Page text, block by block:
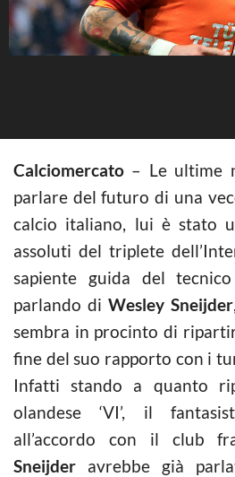
Calciomercato – Le ultime
parlare del futuro di una
calcio italiano, lui è stato
assoluti del triplete
sapiente guida del
parlando diWesley Sneijder
sembra in procinto di
fine del suo rapporto con i
Infatti stando a quanto
olandese ‘VI’, il
all’accordo con il club
Sneijder avrebbe già